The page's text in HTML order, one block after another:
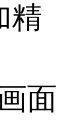
精
面